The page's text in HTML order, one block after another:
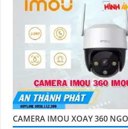
CAMERA IMOU XOAY 360